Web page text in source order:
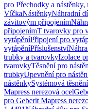
pro Přechodky a nástěnky,
VíčkaNástěnkyNáhradní
závitovým připojením
připojenímT tvarovky pro
vytápěníPřipojení pro
vytápěníPříslušenství
trubky a tvarovkyIzolace
tvarovkyTěsnění pro
trubkyUpevnění pro
nástěnkySystémová těsnění
Mapress nerezová ocel
pro Geberit Mapress